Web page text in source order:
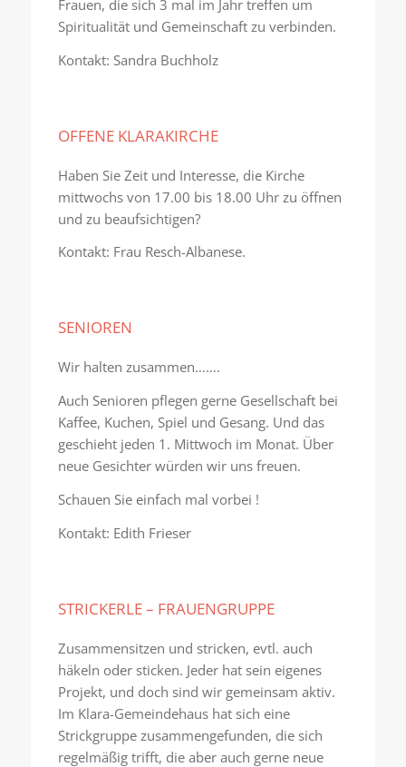
Frauen, die sich 3 mal im Jahr treffen um
Spiritualität und Gemeinschaft zu verbinden.
Kontakt: Sandra Buchholz
OFFENE KLARAKIRCHE
Haben Sie Zeit und Interesse, die Kirche
mittwochs von 17.00 bis 18.00 Uhr zu öffnen
und zu beaufsichtigen?
Kontakt: Frau Resch-Albanese.
SENIOREN
Wir halten zusammen…….
Auch Senioren pflegen gerne Gesellschaft bei
Kaffee, Kuchen, Spiel und Gesang. Und das
geschieht jeden 1. Mittwoch im Monat. Über
neue Gesichter würden wir uns freuen.
Schauen Sie einfach mal vorbei !
Kontakt: Edith Frieser
STRICKERLE – FRAUENGRUPPE
Zusammensitzen und stricken, evtl. auch
häkeln oder sticken. Jeder hat sein eigenes
Projekt, und doch sind wir gemeinsam aktiv.
Im Klara-Gemeindehaus hat sich eine
Strickgruppe zusammengefunden, die sich
regelmäßig trifft, die aber auch gerne neue